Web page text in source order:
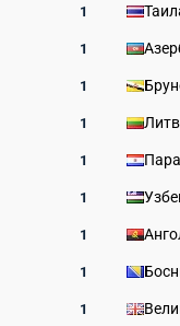
1
1
1
1
1
1
1
1
1